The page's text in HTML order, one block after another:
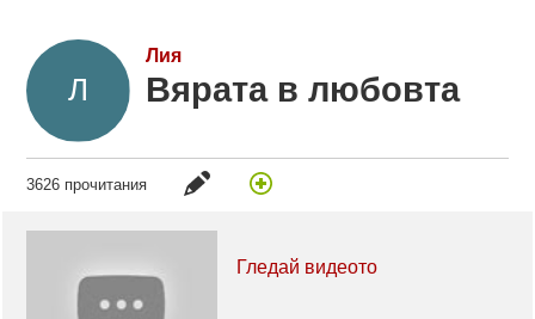
Лия
Вярата в любовта
3626 прочитания
Гледай видеото